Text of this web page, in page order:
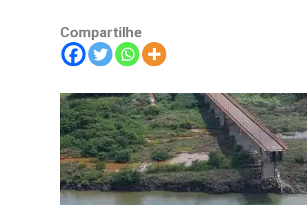
Compartilhe